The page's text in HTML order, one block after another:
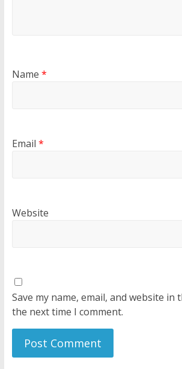
Name *
Email *
Website
Save my name, email, and website
the next time I comment.